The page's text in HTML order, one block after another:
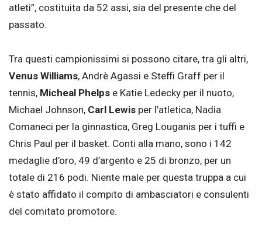
atleti”, costituita da 52 assi, sia del presente che del
passato.
Tra questi campionissimi si possono citare, tra gli altri,
Venus Williams, Andrè Agassi e Steffi Graff per il
tennis, Micheal Phelps e Katie Ledecky per il nuoto,
Michael Johnson, Carl Lewis per l’atletica, Nadia
Comaneci per la ginnastica, Greg Louganis per i tuffi e
Chris Paul per il basket. Conti alla mano, sono i 142
medaglie d’oro, 49 d’argento e 25 di bronzo, per un
totale di 216 podi. Niente male per questa truppa a cui
è stato affidato il compito di ambasciatori e consulenti
del comitato promotore.